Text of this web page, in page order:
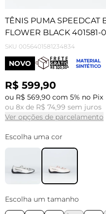
NOVO
TÊNIS PUMA SPEEDCAT
FLOWER BLACK 401581-
SKU 0056401581234834
R$ 599,90
ou R$ 569,90 com 5% no Pix
ou 8x de R$ 74,99 sem juros
Ver opções de parcelamento
Escolha uma cor
Escolha um tamanho